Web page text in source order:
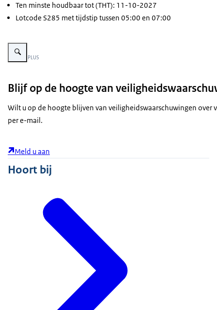
Ten minste houdbaar tot (THT): 11-10-2027
Lotcode S285 met tijdstip tussen 05:00 en 07:00
Vergroot afbeelding Plus zongedroogde tomaten
Beeld: © PLUS
Blijf op de hoogte van
Wilt u op de hoogte blijven van veiligheidswaarschuwingen over
per e-mail.
Meld u aan
Hoort bij